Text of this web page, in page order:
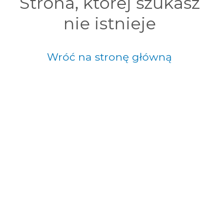
nie istnieje
Wróć na stronę główną